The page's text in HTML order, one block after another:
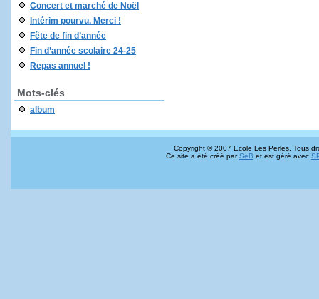
Concert et marché de Noël
Intérim pourvu. Merci !
Fête de fin d’année
Fin d’année scolaire 24-25
Repas annuel !
Mots-clés
album
Copyright © 2007 Ecole Les Perles. Tous
Ce site a été créé parSeB et est géré avec